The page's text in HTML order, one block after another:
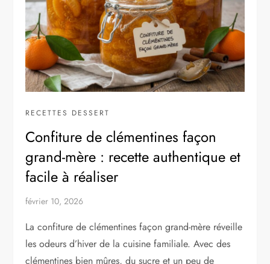
RECETTES DESSERT
Confiture de clémentines façon
grand-mère : recette authentique et
facile à réaliser
février 10, 2026
La confiture de clémentines façon grand-mère réveille
les odeurs d’hiver de la cuisine familiale. Avec des
clémentines bien mûres, du sucre et un peu de